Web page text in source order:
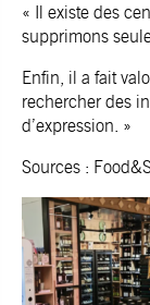
« Il existe des
supprimons
Enfin, il a fait
rechercher des
d’expression. »
Sources :